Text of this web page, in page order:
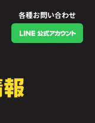
各種お問い合わせ